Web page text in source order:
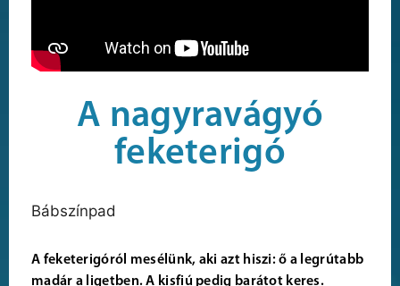
A nagyravágyó
feketerigó
Bábszínpad
A feketerigóról mesélünk, aki azt hiszi: ő a legrútabb
madár a ligetben. A kisfiú pedig barátot keres.